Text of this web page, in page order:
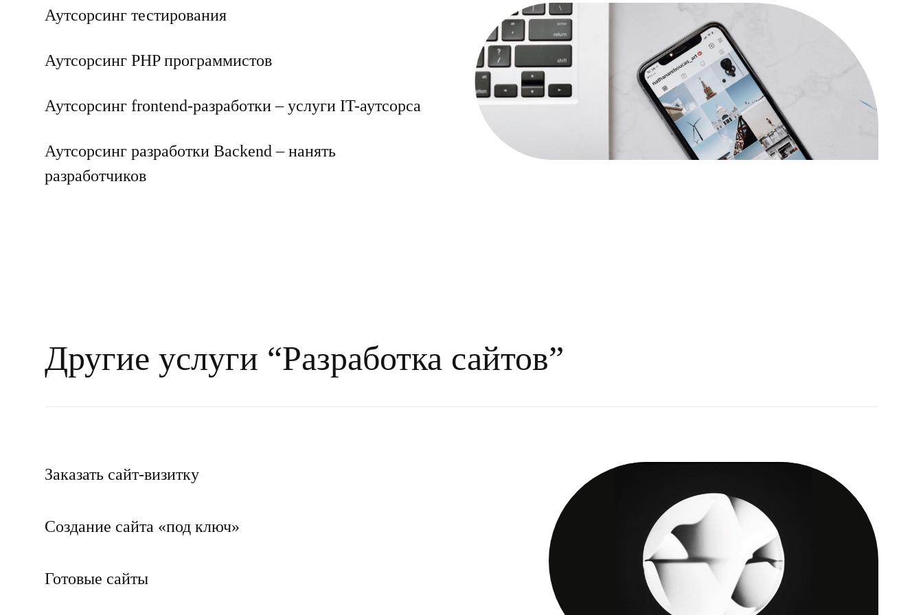
Аутсорсинг тестирования
Аутсорсинг PHP программистов
Аутсорсинг frontend-разработки – услуги IT-аутсорса
Аутсорсинг разработки Backend – нанять
разработчиков
Аутсорсинг React
Другие услуги “Разработка сайтов”
Заказать сайт-визитку
Создание сайта «под ключ»
Готовые сайты